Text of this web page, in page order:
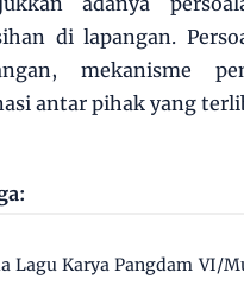
di lapangan.
mekanisme
antar pihak yang
Lagu Karya Pangdam VI/